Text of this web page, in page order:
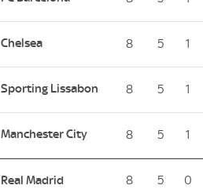
Chelsea 8 5 1
Sporting Lissabon 8 5 1
Manchester City 8 5 1
Real Madrid 8 5 0